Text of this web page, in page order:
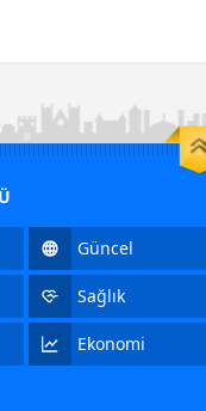
Güncel
Sağlık
Ekonomi